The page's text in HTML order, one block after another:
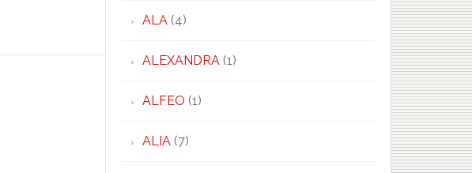
ALA(4)
ALEXANDRA(1)
ALFEO(1)
ALIA(7)